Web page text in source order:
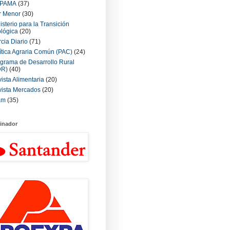
(37)
Menor (30)
para la Transición
(20)
Diario (71)
Agraria Común (PAC) (24)
de Desarrollo Rural
(40)
Alimentaria (20)
Mercados (20)
(35)